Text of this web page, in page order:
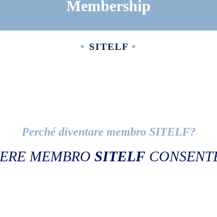
Membership
• SITELF •
Perché diventare membro SITELF?
MEMBRO SITELF